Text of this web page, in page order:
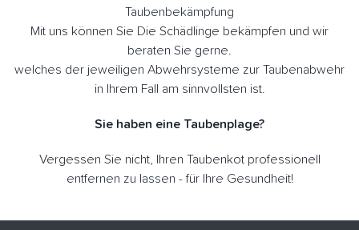
Taubenbekämpfung
Mit uns können Sie Die Schädlinge bekämpfen und wir
beraten Sie gerne.
welches der jeweiligen Abwehrsysteme zur Taubenabwehr
in Ihrem Fall am sinnvollsten ist.
Sie haben eine Taubenplage?
Vergessen Sie nicht, Ihren Taubenkot professionell
entfernen zu lassen - für Ihre Gesundheit!